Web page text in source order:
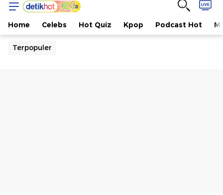
Home Celebs Hot Quiz Kpop Podcast Hot
Terpopuler